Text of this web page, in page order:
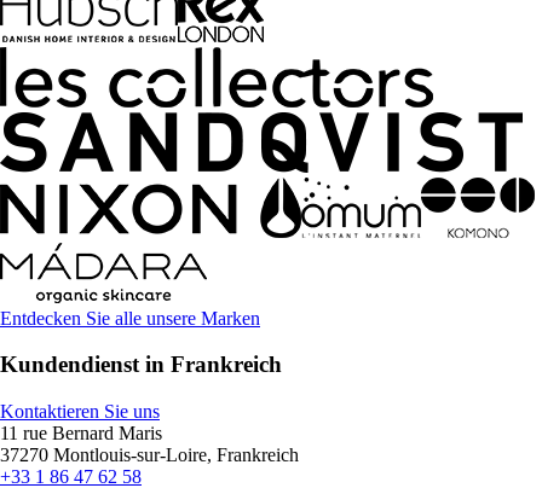
Entdecken Sie alle unsere Marken
Kundendienst in Frankreich
Kontaktieren Sie uns
11 rue Bernard Maris
37270 Montlouis-sur-Loire, Frankreich
+33 1 86 47 62 58